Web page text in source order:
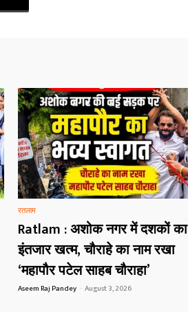
रतलाम
Ratlam : अशोक नगर में दशकों का
इंतजार खत्म, चौराहे का नाम रखा
‘महापौर पटेल साहब चौराहा’
Aseem Raj Pandey - August 3, 2026